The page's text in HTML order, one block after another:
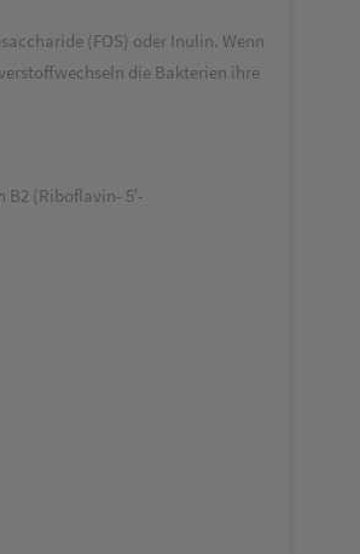
(FOS) oder Inulin. Wenn
die Bakterien ihre
(Riboflavin- 5′-